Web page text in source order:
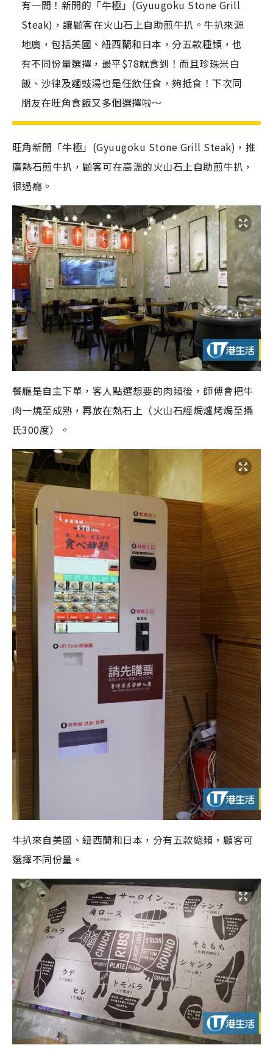
有一間！新開的「牛極」(Gyuugoku Stone Grill
Steak)，讓顧客在火山石上自助煎牛扒。牛扒來源
地廣，包括美國、紐西蘭和日本，分五款種類，也
有不同份量選擇，最平$78就食到！而且珍珠米白
飯、沙律及麵豉湯也是任飲任食，夠抵食！下次同
朋友在旺角食飯又多個選擇啦～
旺角新開「牛極」(Gyuugoku Stone Grill Steak)，推
廣熱石煎牛扒，顧客可在高溫的火山石上自助煎牛扒，
很過癮。
餐廳是自主下單，客人點選想要的肉類後，師傅會把牛
肉一燒至成熟，再放在熱石上（火山石經焗爐烤焗至攝
氏300度）。
牛扒來自美國、紐西蘭和日本，分有五款總類，顧客可
選擇不同份量。